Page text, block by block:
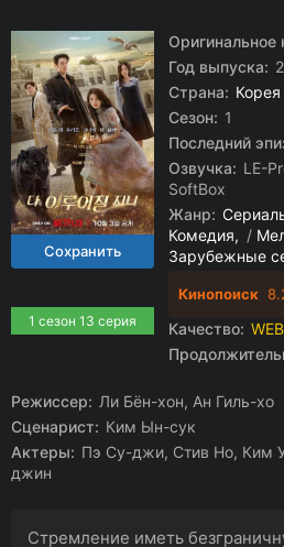
1 сезон 13 серия
Оригинальное
Год выпуска:
Страна:
Сезон: 1
Последний
Озвучка: LE-
SoftBox
Жанр:
Комедия
/
Зарубежные
Кинопоиск
Качество:
Режиссер: Ли Бён-хон, Ан Гиль-хо
Сценарист: Ким Ын-сук
Актеры: Пэ Су-джи, Стив Но, Ким
джин
Стремление иметь